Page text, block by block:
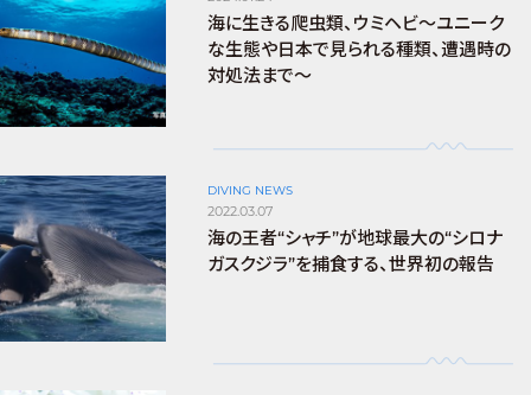
海に生きる爬虫類、ウミヘビ～ユニーク
な生態や日本で見られる種類、遭遇時の
対処法まで～
DIVING NEWS
2022.03.07
海の王者“シャチ”が地球最大の“シロナ
ガスクジラ”を捕食する、世界初の報告